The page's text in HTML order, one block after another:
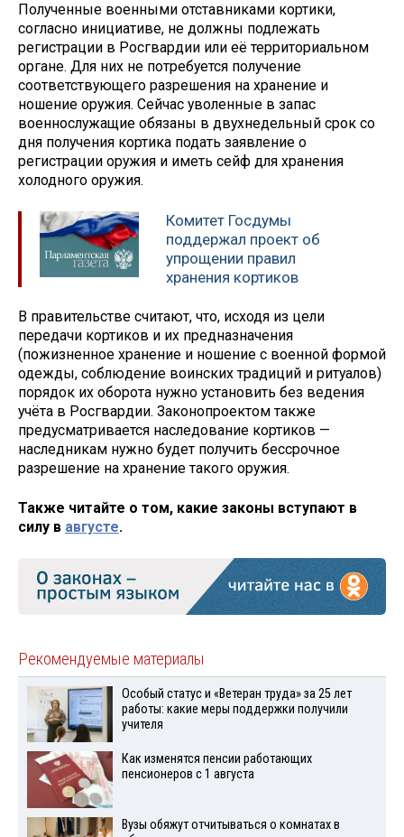
Полученные военными отставниками кортики,
согласно инициативе, не должны подлежать
регистрации в Росгвардии или её территориальном
органе. Для них не потребуется получение
соответствующего разрешения на хранение и
ношение оружия. Сейчас уволенные в запас
военнослужащие обязаны в двухнедельный срок со
дня получения кортика подать заявление о
регистрации оружия и иметь сейф для хранения
холодного оружия.
Комитет Госдумы
поддержал проект об
упрощении правил
хранения кортиков
В правительстве считают, что, исходя из цели
передачи кортиков и их предназначения
(пожизненное хранение и ношение с военной формой
одежды, соблюдение воинских традиций и ритуалов)
порядок их оборота нужно установить без ведения
учёта в Росгвардии. Законопроектом также
предусматривается наследование кортиков —
наследникам нужно будет получить бессрочное
разрешение на хранение такого оружия.
Также читайте о том, какие законы вступают в
силу в августе.
Рекомендуемые материалы
Особый статус и «Ветеран труда» за 25 лет
работы: какие меры поддержки получили
учителя
Как изменятся пенсии работающих
пенсионеров с 1 августа
Вузы обяжут отчитываться о комнатах в